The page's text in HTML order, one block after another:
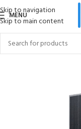
Skip to navigation
Skip to main content
MENU